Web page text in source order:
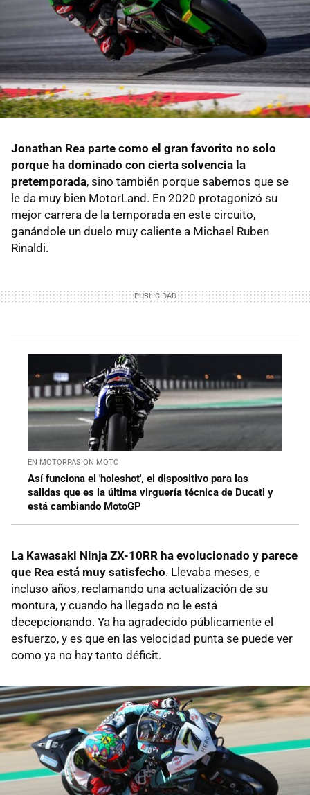
Jonathan Rea parte como el gran favorito no solo
porque ha dominado con cierta solvencia la
pretemporada, sino también porque sabemos que se
le da muy bien MotorLand. En 2020 protagonizó su
mejor carrera de la temporada en este circuito,
ganándole un duelo muy caliente a Michael Ruben
Rinaldi.
EN MOTORPASION MOTO
Así funciona el 'holeshot', el dispositivo para las
salidas que es la última virguería técnica de Ducati y
está cambiando MotoGP
La Kawasaki Ninja ZX-10RR ha evolucionado y parece
que Rea está muy satisfecho. Llevaba meses, e
incluso años, reclamando una actualización de su
montura, y cuando ha llegado no le está
decepcionando. Ya ha agradecido públicamente el
esfuerzo, y es que en las velocidad punta se puede ver
como ya no hay tanto déficit.